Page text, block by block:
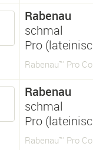
Rabenau
schmal
Pro
Rabenau™ Pro
Rabenau
schmal
Pro
Rabenau™ Pro